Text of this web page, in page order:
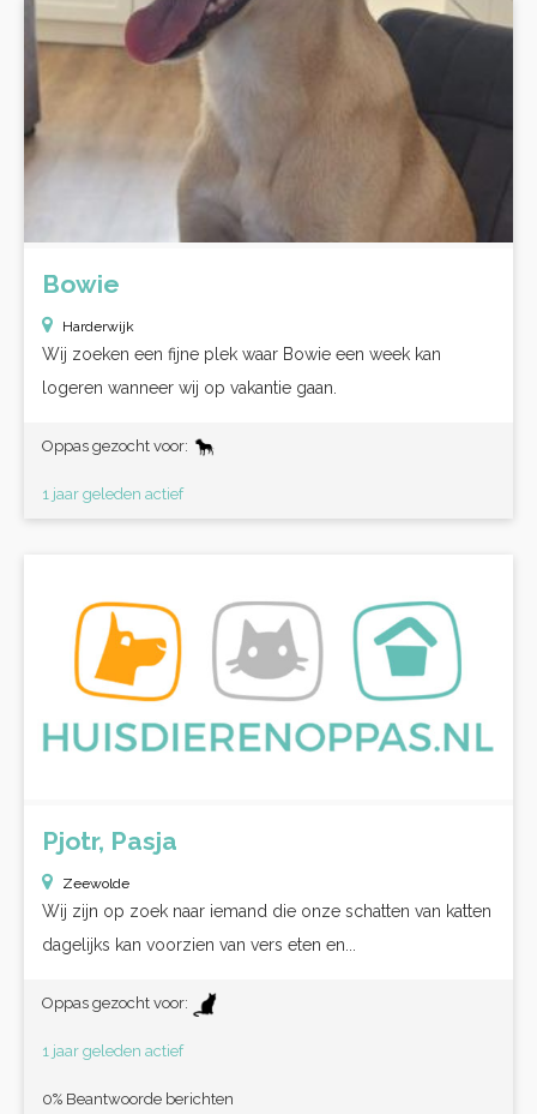
Bowie
Harderwijk
Wij zoeken een fijne plek waar Bowie een week kan
logeren wanneer wij op vakantie gaan.
Oppas gezocht voor:
1 jaar geleden actief
Pjotr, Pasja
Zeewolde
Wij zijn op zoek naar iemand die onze schatten van katten
dagelijks kan voorzien van vers eten en...
Oppas gezocht voor:
1 jaar geleden actief
0% Beantwoorde berichten